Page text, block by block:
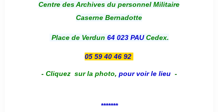
Centre des Archives du personnel Militaire
Caserne Bernadotte
Place de Verdun 64 023 PAUCedex.
05 59 40 46 92
- Cliquez sur la photo, pour voir le lieu -
*******